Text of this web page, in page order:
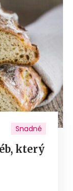
Snadné
který